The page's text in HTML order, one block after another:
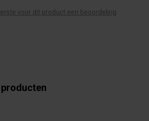
voor dit product een beoordeling